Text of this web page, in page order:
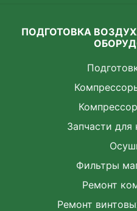
ПОДГОТОВКА
Запчасти
Фильтры
Ремонт
Ремонт